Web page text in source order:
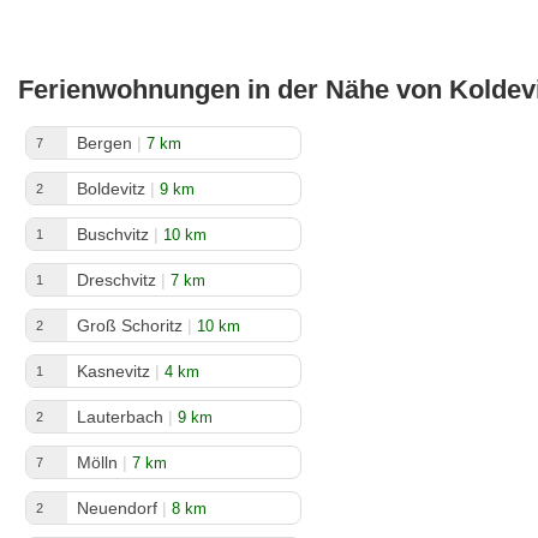
Ferienwohnungen in der Nähe von
7 Bergen | 7 km
2 Boldevitz | 9 km
1 Buschvitz | 10 km
1 Dreschvitz | 7 km
2 Groß Schoritz | 10 km
1 Kasnevitz | 4 km
2 Lauterbach | 9 km
7 Mölln | 7 km
2 Neuendorf | 8 km